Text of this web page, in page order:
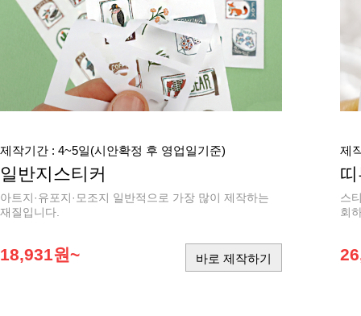
제작기간 : 4~5일(시안확정 후 영업일기준)
일반지스티커
아트지·유포지·모조지 일반적으로 가장 많이 제작하는
재질입니다.
18,931원~ 바로 제작하기
제
스
회